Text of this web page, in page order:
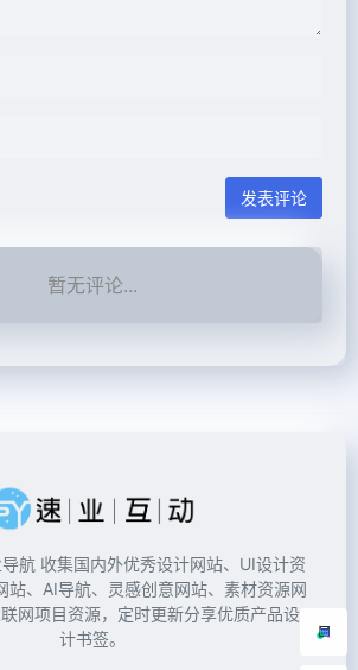
发表评论
暂无评论...
航 收集国内外优秀设计网站、UI设计资
站、AI导航、灵感创意网站、素材资源网
网项目资源，定时更新分享优质产品设
计书签。